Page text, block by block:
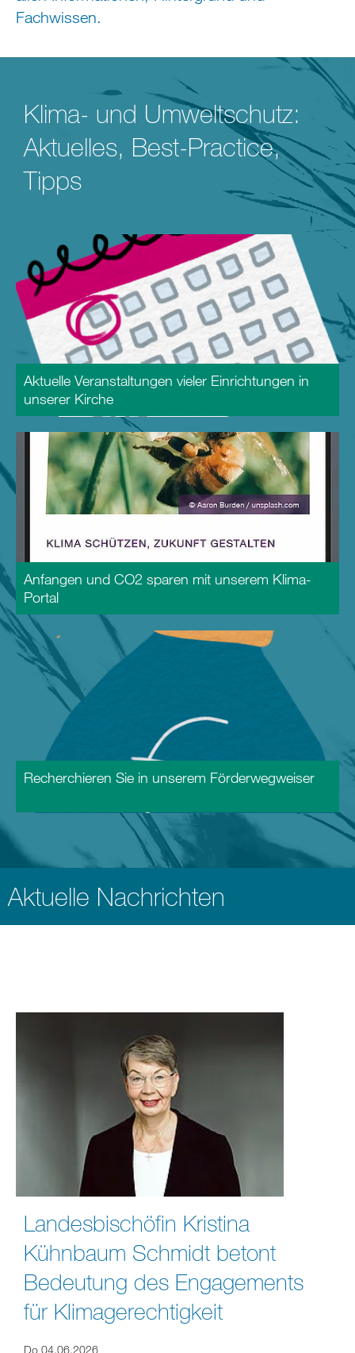
Fachwissen.
Klima- und Umweltschutz:
Aktuelles, Best-Practice,
Tipps
Aktuelle Veranstaltungen vieler Einrichtungen in
unserer Kirche
Anfangen und CO2 sparen mit unserem Klima-
Portal
Recherchieren Sie in unserem Förderwegweiser
Aktuelle Nachrichten
Landesbischöfin Kristina
Kühnbaum Schmidt betont
Bedeutung des Engagements
für Klimagerechtigkeit
Do 04.06.2026